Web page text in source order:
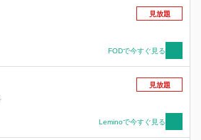
ガミジゴク』となったミツバと共に、 寧々
見放題
FODで今すぐ見る
見放題
Leminoで今すぐ見る